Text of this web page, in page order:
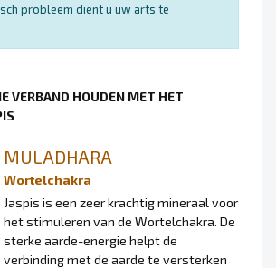
probleem dient u uw arts te
VERBAND HOUDEN MET HET
MULADHARA
Wortelchakra
Jaspis is een zeer krachtig mineraal voor
het stimuleren van de Wortelchakra. De
sterke aarde-energie helpt de
verbinding met de aarde te versterken